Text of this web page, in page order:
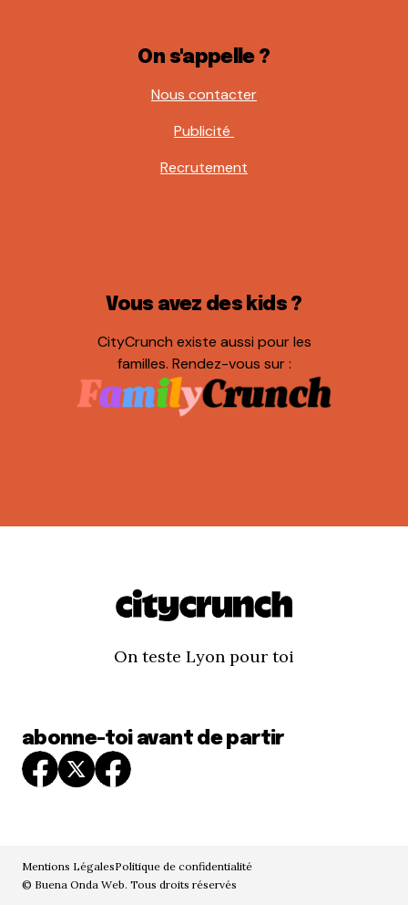
On s'appelle ?
Nous contacter
Publicité
Recrutement
Vous avez des kids ?
CityCrunch existe aussi pour les
familles. Rendez-vous sur :
On teste Lyon pour toi
abonne-toi avant de partir
Mentions LégalesPolitique de confidentialité
© Buena Onda Web. Tous droits réservés